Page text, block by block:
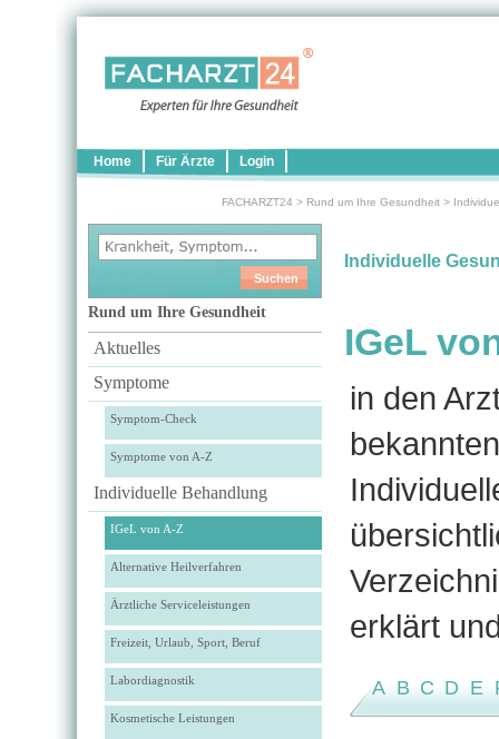
Home Für Ärzte Login
FACHARZT24 > Rund um Ihre Gesundheit >
Rund um Ihre Gesundheit
Aktuelles
Symptome
Symptom-Check
Symptome von A-Z
Individuelle Behandlung
IGeL von A-Z
Alternative Heilverfahren
Ärztliche Serviceleistungen
Freizeit, Urlaub, Sport, Beruf
Labordiagnostik
Kosmetische Leistungen
Individuelle
IGeL
in den
erklärt
A B C D E